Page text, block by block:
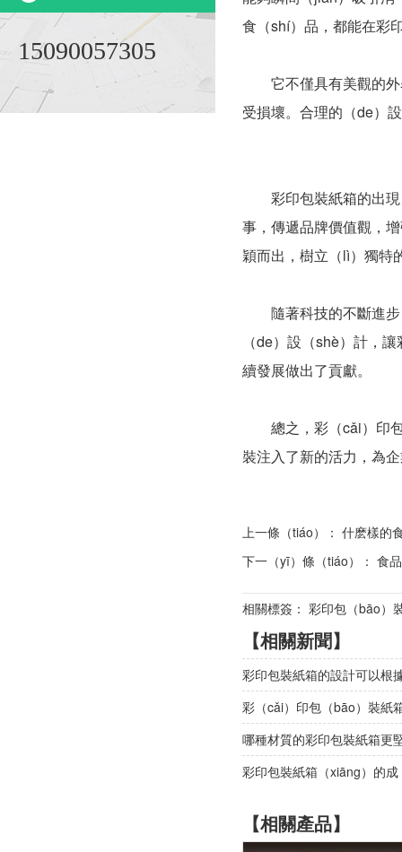
15090057305
食（shí）品，都能在彩
它不僅具有美觀的外
受損壞。合理的（de）
彩印包裝紙箱的出現
事，傳遞品牌價值觀，
穎而出，樹立（lì）獨特
隨著科技的不斷進步
（de）設（shè）計，
續發展做出了貢獻。
總之，彩（cǎi）印包
裝注入了新的活力，為
上一條（tiáo）： 什麽樣的
下一（yī）條（tiáo）： 食
相關標簽： 彩印包（bāo）
【相關新聞】
彩印包裝紙箱的設計可以根
彩（cǎi）印包（bāo）裝紙
哪種材質的彩印包裝紙箱更
彩印包裝紙箱（xiāng）的
【相關產品】